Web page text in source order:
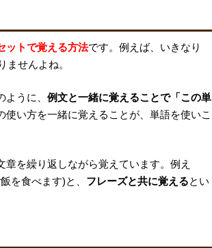
ットで覚える方法です。例えば、いきなり
ませんよね。
ように
例文と一緒に覚えることで「この単
使い方を一緒に覚えることが、単語を使いこ
を繰り返しながら覚えています。例え
を食べます)と、 フレーズと共に覚えるとい